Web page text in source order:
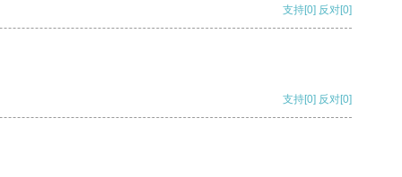
支持[0] 反对[0]
支持[0] 反对[0]